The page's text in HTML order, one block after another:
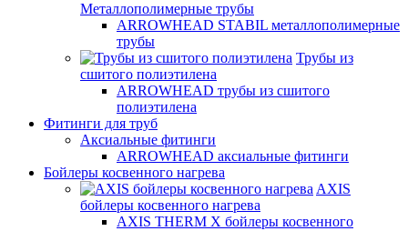
Металлополимерные трубы
ARROWHEAD STABIL металлополимерные
трубы
Трубы из
сшитого полиэтилена
ARROWHEAD трубы из сшитого
полиэтилена
Фитинги для труб
Аксиальные фитинги
ARROWHEAD аксиальные фитинги
Бойлеры косвенного нагрева
AXIS
бойлеры косвенного нагрева
AXIS THERM X бойлеры косвенного